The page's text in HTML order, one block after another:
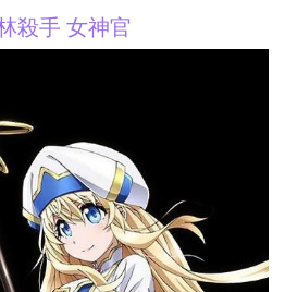
殺手 女神官